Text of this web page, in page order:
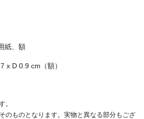
紙、額
x D 0.9 cm（額）
。
のものとなります。実物と異なる部分もござ